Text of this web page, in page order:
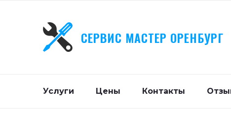
СЕРВИС МАСТЕР ОРЕНБУРГ
Услуги Цены Контакты